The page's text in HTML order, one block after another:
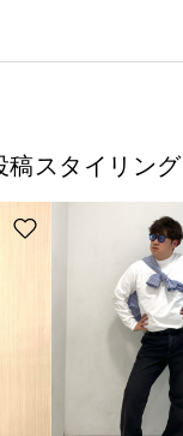
稿スタイリング